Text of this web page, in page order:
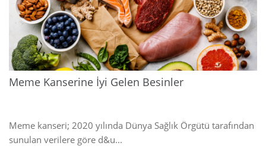
2024
Meme Kanserine İyi Gelen Besinler
Meme kanseri; 2020 yılında Dünya Sağlık Örgütü tarafından
sunulan verilere göre d&u...